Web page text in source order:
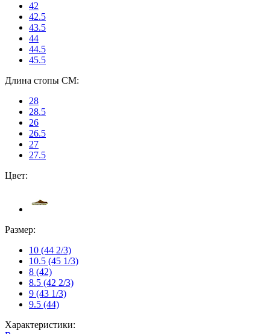
42
42.5
43.5
44
44.5
45.5
Длина стопы CM:
28
28.5
26
26.5
27
27.5
Цвет:
Размер:
10 (44 2/3)
10.5 (45 1/3)
8 (42)
8.5 (42 2/3)
9 (43 1/3)
9.5 (44)
Характеристики: